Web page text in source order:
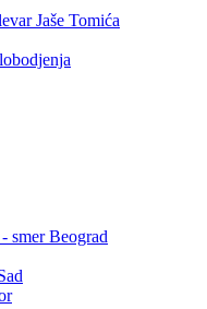
Jaše Tomića
smer Beograd